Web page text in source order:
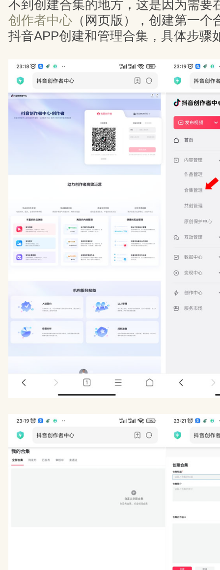
不到创建合集的地方，这是因为需要
创作者中心（网页版），创建第一个
抖音APP创建和管理合集，具体步骤